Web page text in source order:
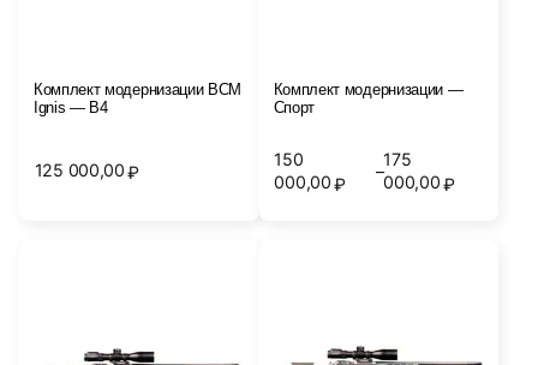
Комплект модернизации BCM
Ignis — B4
125 000,00 ₽
Комплект модернизации —
Спорт
150
000,00 ₽
–
175
000,00₽
Диапазон